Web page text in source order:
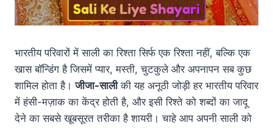
भारतीय परिवारों में साली का रिश्ता सिर्फ एक रिश्ता नहीं, बल्कि एक
खास बॉन्डिंग है जिसमें प्यार, मस्ती, चुटकुले और अपनापन सब कुछ
शामिल होता है।जीजा-सालीकी यह अनूठी जोड़ी हर भारतीय परिवार
में हंसी-मज़ाक का केंद्र होती है, और इसी रिश्ते को शब्दों का जादू
देने का सबसे खूबसूरत तरीका है शायरी। चाहे आप अपनी साली को